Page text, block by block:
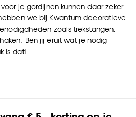
je gordijnen kunnen daar zeker
we bij Kwantum decoratieve
zoals trekstangen,
Ben jij eruit wat je nodig
is dat!